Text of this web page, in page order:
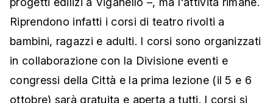
Riprendono infatti i corsi di teatro rivolti a
bambini, ragazzi e adulti. I corsi sono organizzati
in collaborazione con la Divisione eventi e
congressi della Città e la prima lezione (il 5 e 6
ottobre) sarà gratuita e aperta a tutti. I corsi si